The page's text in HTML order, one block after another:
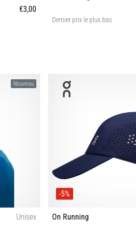
€3,00
Dernier prix le plus bas
Nouveau
Unisex
-5%
On Running